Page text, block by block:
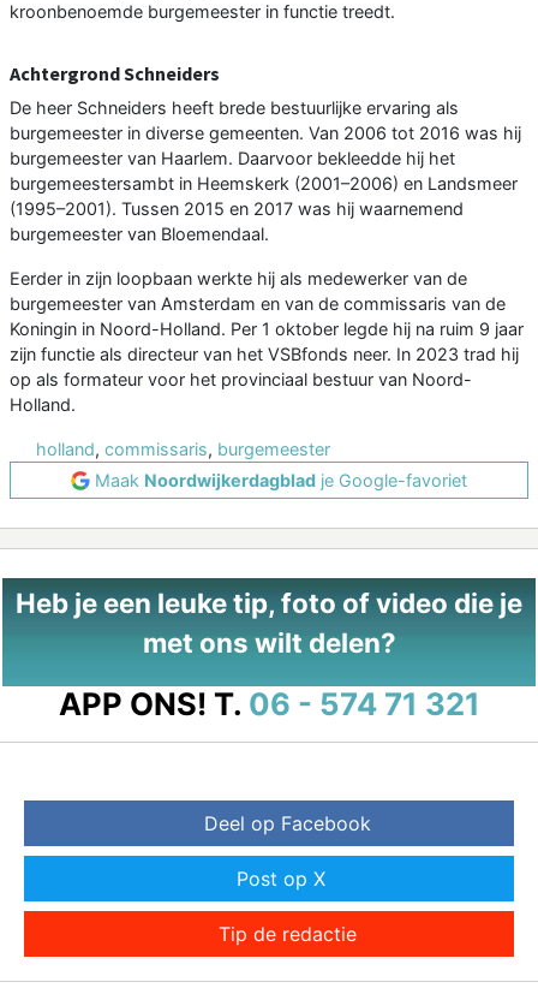
kroonbenoemde burgemeester in functie treedt.
Achtergrond Schneiders
De heer Schneiders heeft brede bestuurlijke ervaring als
burgemeester in diverse gemeenten. Van 2006 tot 2016 was hij
burgemeester van Haarlem. Daarvoor bekleedde hij het
burgemeestersambt in Heemskerk (2001–2006) en Landsmeer
(1995–2001). Tussen 2015 en 2017 was hij waarnemend
burgemeester van Bloemendaal.
Eerder in zijn loopbaan werkte hij als medewerker van de
burgemeester van Amsterdam en van de commissaris van de
Koningin in Noord-Holland. Per 1 oktober legde hij na ruim 9 jaar
zijn functie als directeur van het VSBfonds neer. In 2023 trad hij
op als formateur voor het provinciaal bestuur van Noord-
Holland.
holland, commissaris, burgemeester
Maak Noordwijkerdagblad je Google-favoriet
Heb je een leuke tip, foto of video die je
met ons wilt delen?
APP ONS! T. 06 - 574 71 321
Deel op Facebook
Post op X
Tip de redactie